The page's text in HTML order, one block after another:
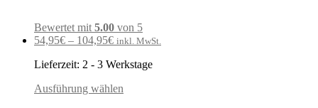
Bewertet mit 5.00 von 5
54,95€ – 104,95€ inkl. MwSt.
Lieferzeit: 2 - 3 Werkstage
Ausführung wählen